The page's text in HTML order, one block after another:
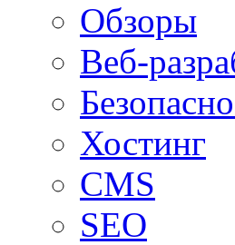
Обзоры
Веб-
Хостинг
CMS
SEO